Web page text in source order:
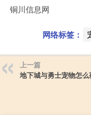
铜川信息网
网络标签：
上一篇
地下城与勇士宠物怎么